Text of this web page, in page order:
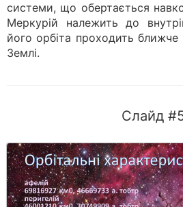
системи, що обертається
Меркурій належить до
його орбіта проходить
Землі.
Слайд